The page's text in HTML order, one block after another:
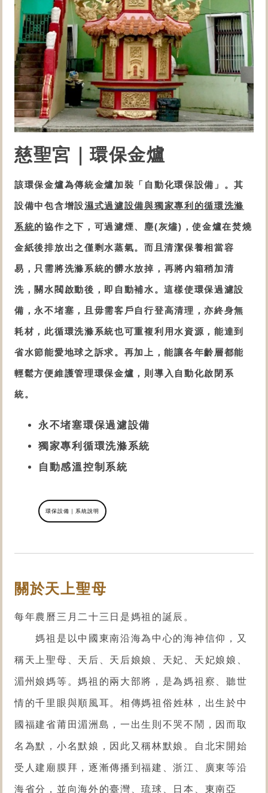
慈聖宮 ｜環保金爐
該環保金爐為傳統金爐加裝「 自動化環保設備 」。其
設備中包含增設濕式過濾設備與獨家專利的循環洗滌
系統的協作之下，可過濾煙、塵(灰燼) ，使金爐在焚燒
金紙後排放出之僅剩水蒸氣。而且清潔保養相當容
易，只需將洗滌系統的髒水放掉，再將內箱稍加清
洗，關水閥啟動後，即自動補水。這樣使環保過濾設
備 ， 永不堵塞，且毋需客戶自行登高清理，亦終身無
耗材，此循環洗滌系統也可重複利用水資源，能達到
省水節能愛地球之訴求。再加上，能讓各年齡層都能
輕鬆方便維護管理環保金爐 ，則導入自動化啟閉系
統。
永不堵塞環保過濾設備
獨家專利循環洗滌系統
自動感溫控制 系統
環保設備｜系統說明
關於天上聖母
每年農曆三月二十三日是媽祖的誕辰。
媽祖是以中國東南沿海為中心的海神信仰，又
稱天上聖母、天后、天后娘娘、天妃、天妃娘娘、
湄州娘媽等。媽祖的兩大部將，是為媽祖察、聽世
情的千里眼與順風耳。 相傳媽祖俗姓林，出生於中
國福建省莆田湄洲島，一出生則不哭不鬧，因而取
名為默，小名默娘，因此又稱林默娘。自北宋開始
受人建廟膜拜，逐漸傳播到福建、浙江、廣東等沿
海省分，並向海外的臺灣、琉球、日本、東南亞